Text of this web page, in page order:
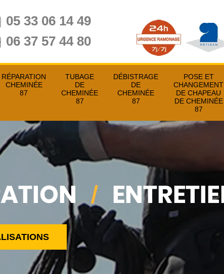
05 33 06 14 49
06 37 57 44 80
RÉPARATION
CHEMINÉE
87
TUBAGE
DE
CHEMINÉE
87
DÉBISTRAGE
DE
CHEMINÉE
87
POSE ET
CHANGEMENT
DE CHAPEAU
DE CHEMINÉE
87